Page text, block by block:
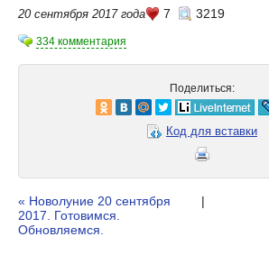
20 сентября 2017 года 7 3219
334 комментария
Поделиться:
Код для вставки
« Новолуние 20 сентября
2017. Готовимся.
Обновляемся.
|